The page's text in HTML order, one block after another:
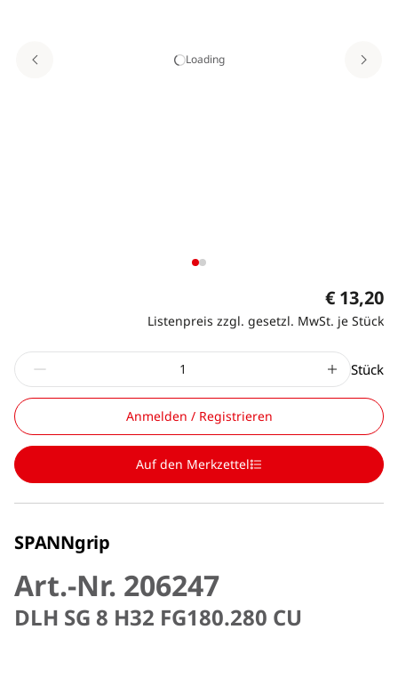
Loading
€ 13,20
Listenpreis zzgl. gesetzl. MwSt. je Stück
Stück
Anmelden / Registrieren
Auf den Merkzettel
SPANNgrip
Art.-Nr. 206247
DLH SG 8 H32 FG180.280 CU